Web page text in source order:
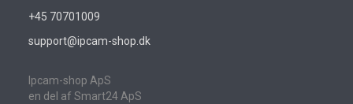
+45 70701009
support@ipcam-shop.dk
Ipcam-shop ApS
en del af Smart24 ApS